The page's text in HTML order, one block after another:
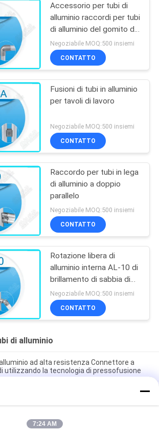
Accessorio per tubi di
alluminio raccordi per tubi
di alluminio del gomito da
90 gradi per il tubo del
OD 28mm
Negoziabile MOQ:500 insiemi
CONTATTO
Fusioni di tubi in alluminio
per tavoli di lavoro
Negoziabile MOQ:500 insiemi
CONTATTO
Raccordo per tubi in lega
di alluminio a doppio
parallelo
Negoziabile MOQ:500 insiemi
CONTATTO
Rotazione libera di
alluminio interna AL-10 di
brillamento di sabbia di
360 raccordi per tubi di
grado
Negoziabile MOQ:500 insiemi
CONTATTO
di alluminio
ad alta resistenza Connettore a
utilizzando la tecnologia di pressofusione
argento anodizzato pressofuso
per sistemi di tubi magri e stazioni di
Pipe di alluminio Connessione di
7:24 AM